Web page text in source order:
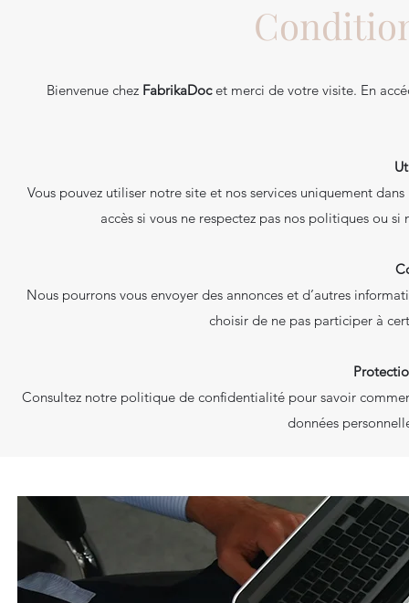
Bienvenue chez FabrikaDocet merci de votre visite. En
Vous pouvez utiliser notre site et nos services uniquement
accès si vous ne respectez pas nos politiques ou
Nous pourrons vous envoyer des annonces et d’autres
choisir de ne pas participer à
Consultez notre politique de confidentialité pour savoir
données